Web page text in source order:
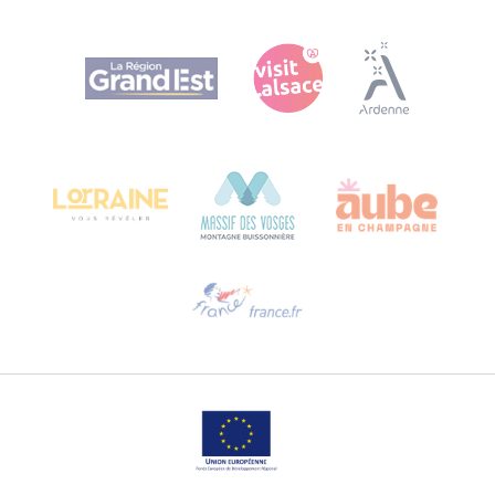
Agence Régionale du Tourisme Grand Est
Bureau de Colmar (sede operativa)
Contattaci per e-mail